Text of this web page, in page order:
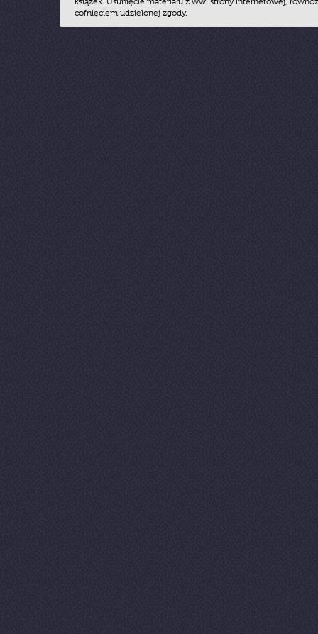
cofnięciem udzielonej zgody.